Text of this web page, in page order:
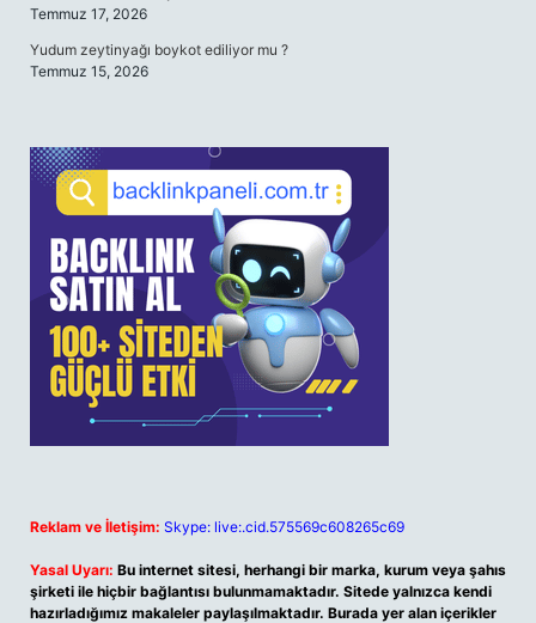
Temmuz 17, 2026
Yudum zeytinyağı boykot ediliyor mu ?
Temmuz 15, 2026
Reklam ve İletişim: Skype: live:.cid.575569c608265c69
Yasal Uyarı: Bu internet sitesi, herhangi bir marka, kurum veya şahıs
şirketi ile hiçbir bağlantısı bulunmamaktadır. Sitede yalnızca kendi
hazırladığımız makaleler paylaşılmaktadır. Burada yer alan içerikler